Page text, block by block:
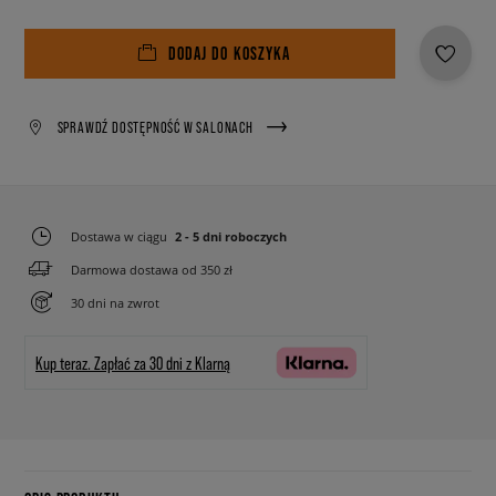
DODAJ DO KOSZYKA
SPRAWDŹ DOSTĘPNOŚĆ W SALONACH
Dostawa w ciągu 2 - 5 dni roboczych
Darmowa dostawa od 350 zł
30 dni na zwrot
Kup teraz. Zapłać za 30 dni z Klarną